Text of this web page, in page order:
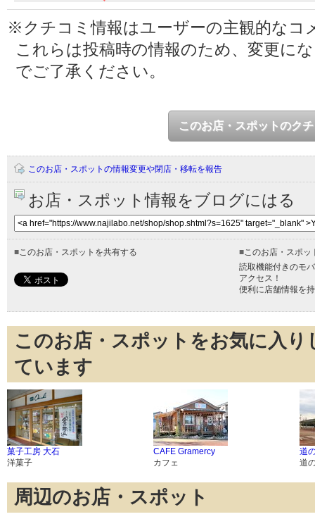
※クチコミ情報はユーザーの主観的なコ
これらは投稿時の情報のため、変更に
でご了承ください。
このお店・スポットのク
このお店・スポットの情報変更や閉店・移転を報告
お店・スポット情報をブログにはる
■このお店・スポットを共有する ■このお店・スポッ
読取機能付きのモ
アクセス！
便利に店舗情報を
このお店・スポットをお気に入
ています
菓子工房 大石
洋菓子
CAFE Gramercy
カフェ
道
道
周辺のお店・スポット